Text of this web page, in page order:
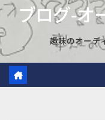
ブログ-オ
趣味のオーデ